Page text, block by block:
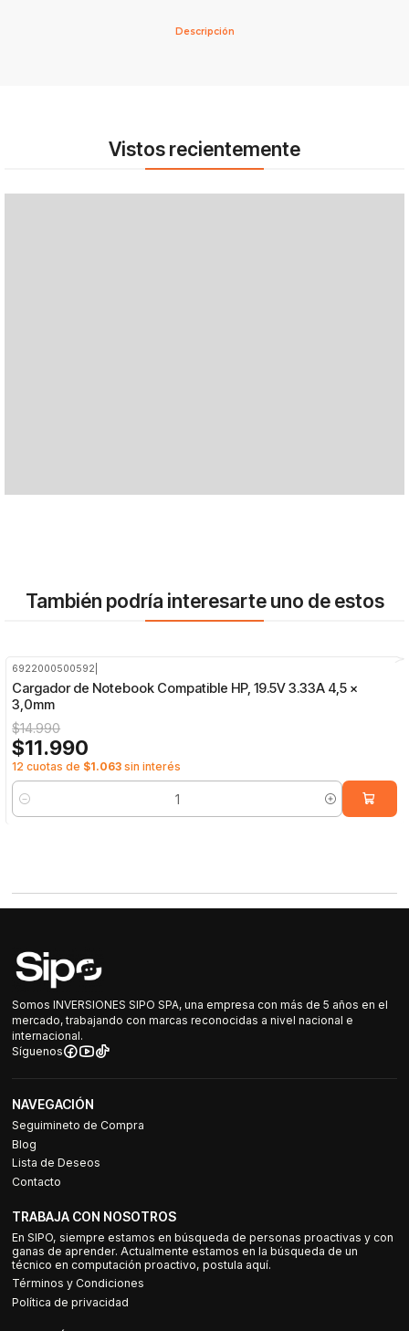
Descripción
Vistos recientemente
También podría interesarte uno de estos
6922000500592
Cargador de Notebook Compatible HP, 19.5V 3.33A 4,5 x
3,0mm
$14.990
$11.990
12 cuotas de $1.063 sin interés
Cantidad
Somos INVERSIONES SIPO SPA, una empresa con más de 5 años en el
mercado, trabajando con marcas reconocidas a nivel nacional e
internacional.
Síguenos
NAVEGACIÓN
Seguimineto de Compra
Blog
Lista de Deseos
Contacto
TRABAJA CON NOSOTROS
En SIPO, siempre estamos en búsqueda de personas proactivas y con
ganas de aprender. Actualmente estamos en la búsqueda de un
técnico en computación proactivo, postula aquí.
Términos y Condiciones
Política de privacidad